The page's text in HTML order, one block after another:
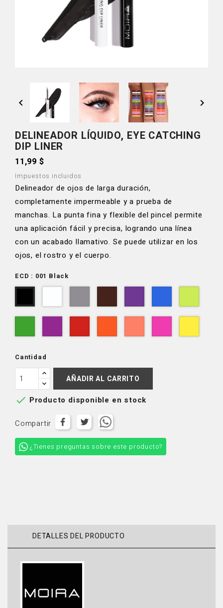
 
DELINEADOR LÍQUIDO, EYE CATCHING
DIP LINER
11,99 $
Impuestos incluidos
Delineador de ojos de larga duración,
completamente impermeable y a prueba de
manchas. La punta fina y flexible del pincel permite
una aplicación fácil y precisa, logrando una línea
con un acabado llamativo. Se puede utilizar en los
ojos, el rostro y el cuerpo.
ECD : 001 Black
Black
White
Gray
Brown Purple Blue
Lime
ShamrockGrape Red
OrangeCoral
Hot
Yellow
Cantidad
AÑADIR AL CARRITO
 Producto disponible en stock
Compartir
¿Tienes preguntas sobre este producto?
DETALLES DEL PRODUCTO